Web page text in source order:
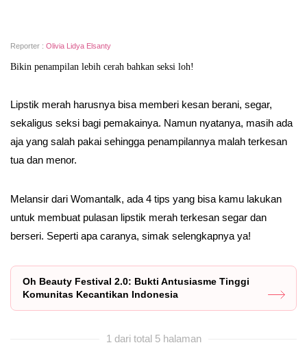
Reporter : Olivia Lidya Elsanty
Bikin penampilan lebih cerah bahkan seksi loh!
Lipstik merah harusnya bisa memberi kesan berani, segar,
sekaligus seksi bagi pemakainya. Namun nyatanya, masih ada
aja yang salah pakai sehingga penampilannya malah terkesan
tua dan menor.
Melansir dari Womantalk, ada 4 tips yang bisa kamu lakukan
untuk membuat pulasan lipstik merah terkesan segar dan
berseri. Seperti apa caranya, simak selengkapnya ya!
Oh Beauty Festival 2.0: Bukti Antusiasme Tinggi
Komunitas Kecantikan Indonesia
1 dari total 5 halaman